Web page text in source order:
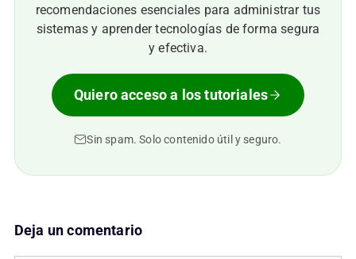
recomendaciones esenciales para administrar tus
sistemas y aprender tecnologías de forma segura
y efectiva.
Quiero acceso a los tutoriales
Sin spam. Solo contenido útil y seguro.
Deja un comentario